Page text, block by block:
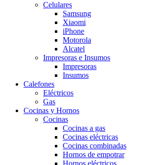
Celulares
Samsung
Xiaomi
iPhone
Motorola
Alcatel
Impresoras e Insumos
Impresoras
Insumos
Calefones
Eléctricos
Gas
Cocinas y Hornos
Cocinas
Cocinas a gas
Cocinas eléctricas
Cocinas combinadas
Hornos de empotrar
Hornos eléctricos